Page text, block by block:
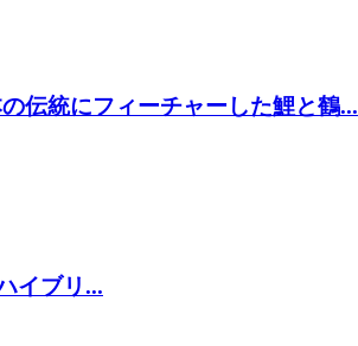
伝統にフィーチャーした鯉と鶴...
イブリ...